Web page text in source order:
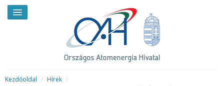
Kezdőoldal / Hírek /